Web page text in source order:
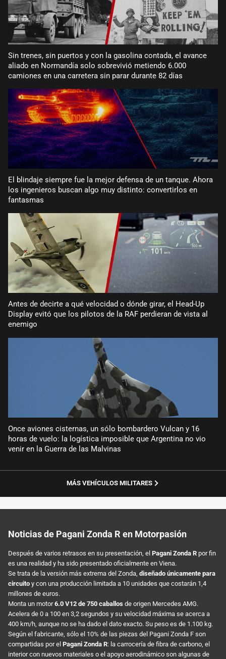
Sin trenes, sin puertos y con la gasolina contada, el avance
aliado en Normandía solo sobrevivió metiendo 6.000
camiones en una carretera sin parar durante 82 días
El blindaje siempre fue la mejor defensa de un tanque. Ahora
los ingenieros buscan algo muy distinto: convertirlos en
fantasmas
Antes de decirte a qué velocidad o dónde girar, el Head-Up
Display evitó que los pilotos de la RAF perdieran de vista al
enemigo
Once aviones cisternas, un sólo bombardero Vulcan y 16
horas de vuelo: la logística imposible que Argentina no vio
venir en la Guerra de las Malvinas
MÁS VEHÍCULOS MILITARES
Noticias de Pagani Zonda R en Motorpasión
Después de varios retrasos en su presentación, el Pagani Zonda R por fin
es una realidad y ha sido presentado oficialmente en Viena.
Se trata de la versión más extrema del Zonda, diseñado únicamente para
circuito y con una producción limitada a 10 unidades que costarán 1,4
millones de euros.
Monta un motor6.0 V12 de 750 caballos de origen Mercedes AMG.
Acelera de 0 a 100 en 3,2 segundos y su velocidad máxima se acerca a
400 km/h, aunque no se ha dado el dato exacto. Su peso es de 1.100 kg.
Según el fabricante, sólo el 10% de las piezas del Pagani Zonda F son
compartidas por el Pagani Zonda R: la carrocería de fibra de carbono, el
interior con nuevos materiales o el apoyo aerodinámico son algunas de